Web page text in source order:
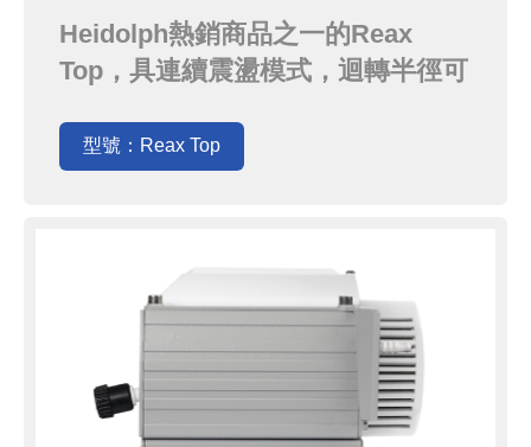
Heidolph熱銷商品之一的Reax
Top，具連續震盪模式，迴轉半徑可
配多樣化的配件，不只是試管，其他
各種容器也能藉由強大的力道輕鬆混
案，若於年底前採購此機型則可以獲
得採購其他Heidol...
型號：Reax Top